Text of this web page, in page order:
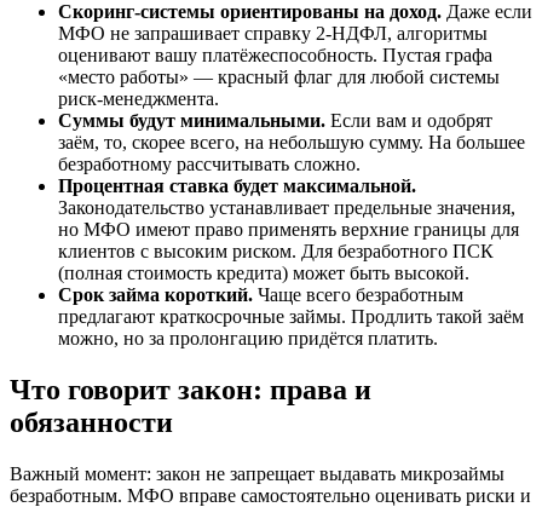
Скоринг-системы ориентированы на доход. Даже если
МФО не запрашивает справку 2-НДФЛ, алгоритмы
оценивают вашу платёжеспособность. Пустая графа
«место работы» — красный флаг для любой системы
риск-менеджмента.
Суммы будут минимальными. Если вам и одобрят
заём, то, скорее всего, на небольшую сумму. На большее
безработному рассчитывать сложно.
Процентная ставка будет максимальной.
Законодательство устанавливает предельные значения,
но МФО имеют право применять верхние границы для
клиентов с высоким риском. Для безработного ПСК
(полная стоимость кредита) может быть высокой.
Срок займа короткий. Чаще всего безработным
предлагают краткосрочные займы. Продлить такой заём
можно, но за пролонгацию придётся платить.
Что говорит закон: права и
обязанности
Важный момент: закон не запрещает выдавать микрозаймы
безработным. МФО вправе самостоятельно оценивать риски и